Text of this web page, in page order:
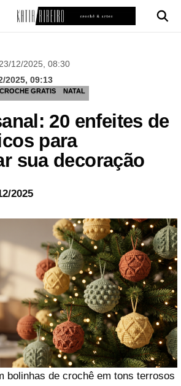
23/12/2025, 08:30
2025, 09:13
GRATIS NATAL
20 enfeites de
para
sua decoração
2025
bolinhas de crochê em tons terrosos